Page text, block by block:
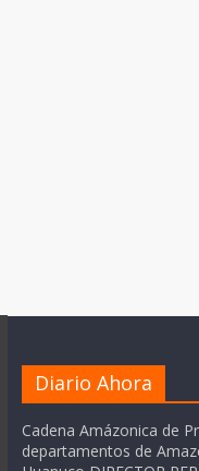
Diario Ahora
Cadena Amázonica de
departamentos de